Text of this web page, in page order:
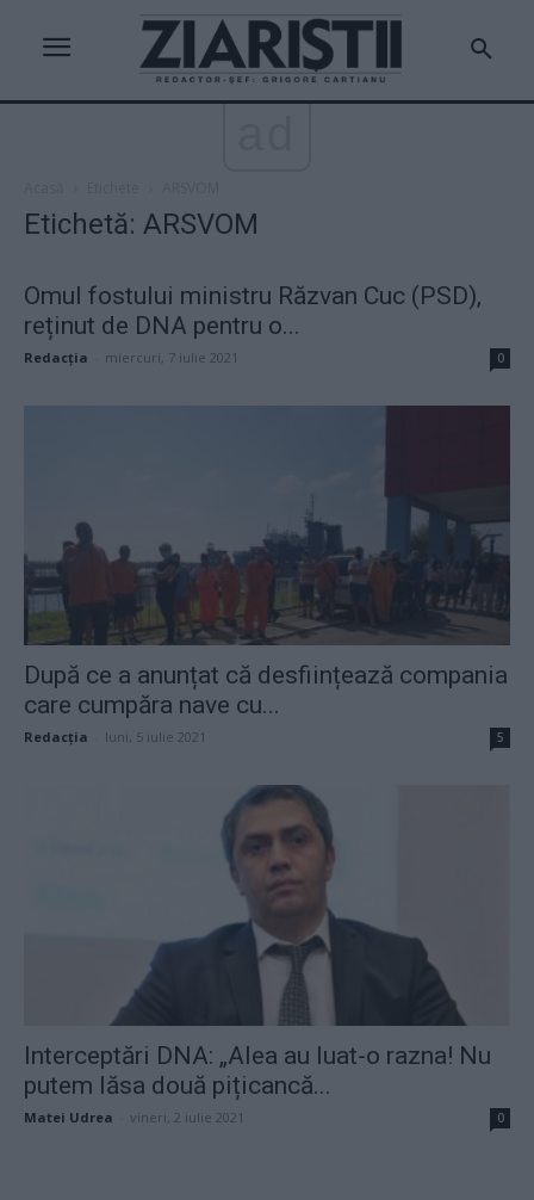
Etichetă: ARSVOM
Omul fostului ministru Răzvan Cuc (PSD),
reținut de DNA pentru o...
Redacţia miercuri, 7 iulie 2021 0
După ce a anunțat că desființează compania
care cumpăra nave cu...
Redacţia luni, 5 iulie 2021 5
Interceptări DNA: „Alea au luat-o razna! Nu
putem lăsa două pițicancă...
Matei Udrea vineri, 2 iulie 2021 0